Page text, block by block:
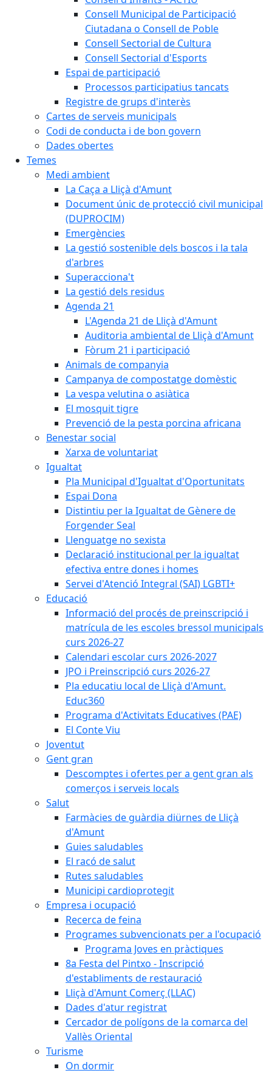
Consell Municipal de Participació
Ciutadana o Consell de Poble
Consell Sectorial de Cultura
Consell Sectorial d'Esports
Espai de participació
Processos participatius tancats
Registre de grups d'interès
Cartes de serveis municipals
Codi de conducta i de bon govern
Dades obertes
Temes
Medi ambient
La Caça a Lliçà d'Amunt
Document únic de protecció civil municipal
(DUPROCIM)
Emergències
La gestió sostenible dels boscos i la tala
d'arbres
Superacciona't
La gestió dels residus
Agenda 21
L'Agenda 21 de Lliçà d'Amunt
Auditoria ambiental de Lliçà d'Amunt
Fòrum 21 i participació
Animals de companyia
Campanya de compostatge domèstic
La vespa velutina o asiàtica
El mosquit tigre
Prevenció de la pesta porcina africana
Benestar social
Xarxa de voluntariat
Igualtat
Pla Municipal d'Igualtat d'Oportunitats
Espai Dona
Distintiu per la Igualtat de Gènere de
Forgender Seal
Llenguatge no sexista
Declaració institucional per la igualtat
efectiva entre dones i homes
Servei d'Atenció Integral (SAI) LGBTI+
Educació
Informació del procés de preinscripció i
matrícula de les escoles bressol municipals
curs 2026-27
Calendari escolar curs 2026-2027
JPO i Preinscripció curs 2026-27
Pla educatiu local de Lliçà d'Amunt.
Educ360
Programa d'Activitats Educatives (PAE)
El Conte Viu
Joventut
Gent gran
Descomptes i ofertes per a gent gran als
comerços i serveis locals
Salut
Farmàcies de guàrdia diürnes de Lliçà
d'Amunt
Guies saludables
El racó de salut
Rutes saludables
Municipi cardioprotegit
Empresa i ocupació
Recerca de feina
Programes subvencionats per a l'ocupació
Programa Joves en pràctiques
8a Festa del Pintxo - Inscripció
d'establiments de restauració
Lliçà d'Amunt Comerç (LLAC)
Dades d'atur registrat
Cercador de polígons de la comarca del
Vallès Oriental
Turisme
On dormir